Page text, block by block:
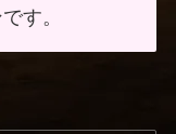
す。